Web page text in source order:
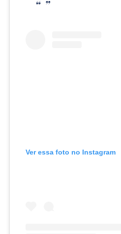
Ver essa foto no Instagram